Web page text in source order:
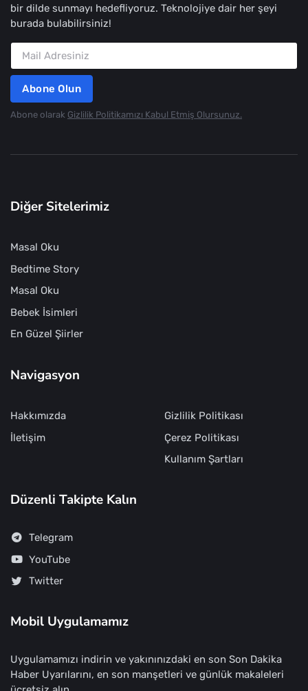
bir dilde sunmayı hedefliyoruz. Teknolojiye dair her şeyi
burada bulabilirsiniz!
Abone Olun
Abone olarak Gizlilik Politikamızı Kabul Etmiş Olursunuz.
Diğer Sitelerimiz
Masal Oku
Bedtime Story
Masal Oku
Bebek İsimleri
En Güzel Şiirler
Navigasyon
Hakkımızda
İletişim
Gizlilik Politikası
Çerez Politikası
Kullanım Şartları
Düzenli Takipte Kalın
Telegram
YouTube
Twitter
Mobil Uygulamamız
Uygulamamızı indirin ve yakınınızdaki en son Son Dakika
Haber Uyarılarını, en son manşetleri ve günlük makaleleri